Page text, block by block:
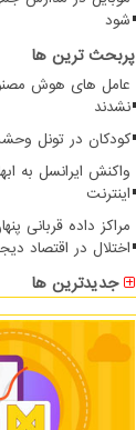
شود
پربحث ترین ها
عامل های هوش
نشدند
کودکان در تونل
واکنش ایرانسل به
اینترنت
مراکز داده قربانی
اختلال در اقتصاد
جدیدترین ها